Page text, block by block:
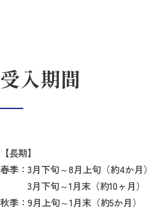
受入期間
【長期】
春季：3月下旬～8月上旬（約4か月）
3月下旬～1月末（約10ヶ月）
秋季：9月上旬～1月末（約5か月）